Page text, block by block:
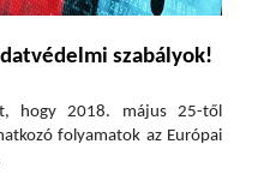
szabályok!
hogy 2018. május 25-től
folyamatok az Európai